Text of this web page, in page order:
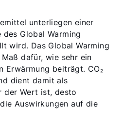
unterliegen einer
Global Warming
wird. Das Global Warming
dafür, wie sehr ein
Erwärmung beiträgt. CO₂
dient damit als
der Wert ist, desto
Auswirkungen auf die